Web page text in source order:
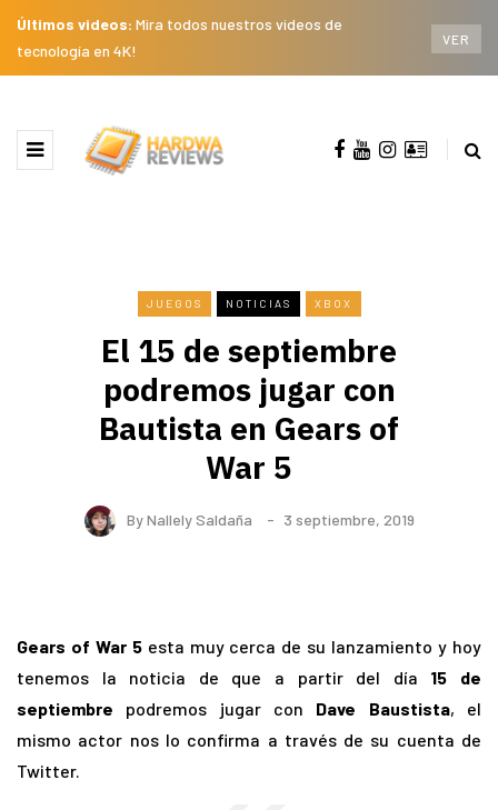
Últimos videos: Mira todos nuestros videos de
tecnología en 4K!
VER
JUEGOS NOTICIAS XBOX
El 15 de septiembre
podremos jugar con
Bautista en Gears of
War 5
ByNallely Saldaña 3 septiembre, 2019
Gears of War 5esta muy cerca de su lanzamiento y hoy
tenemos la noticia de que a partir del día 15 de
septiembre podremos jugar con Dave Baustista, el
mismo actor nos lo confirma a través de su cuenta de
Twitter.